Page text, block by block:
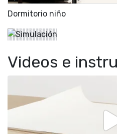
Dormitorio niño
Videos e